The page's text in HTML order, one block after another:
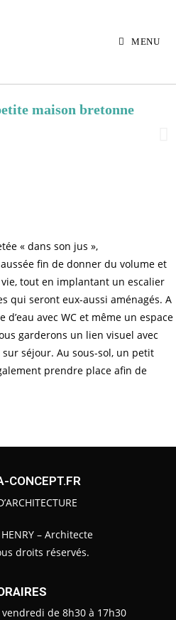
MENU
maison bretonne
« dans son jus »,
fin de donner du volume et
tout en implantant un escalier
qui seront eux-aussi aménagés. A
d’eau avec WC et même un espace
garderons un lien visuel avec
séjour. Au sous-sol, un petit
prendre place afin de
CONCEPT.FR
– Architecte
droits réservés.
de 8h30 à 17h30